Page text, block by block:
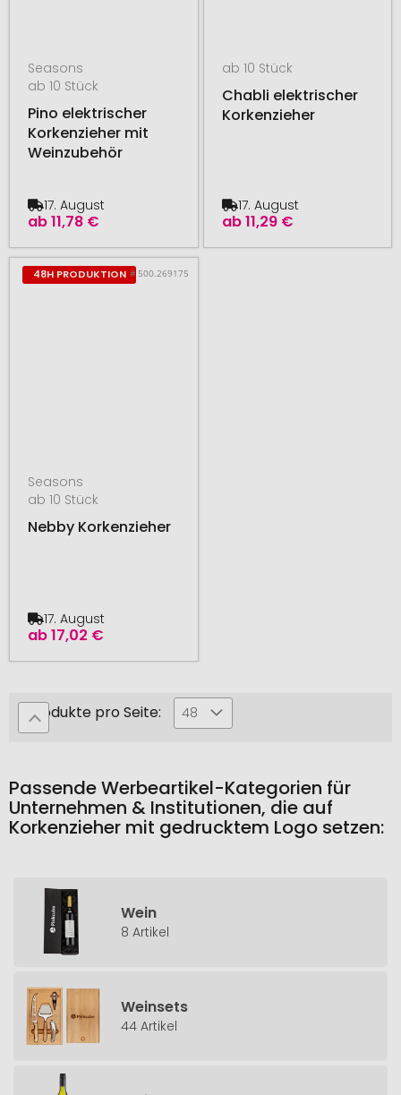
Seasons
ab 10 Stück
Pino elektrischer
Korkenzieher mit
Weinzubehör
ab11,78 €
17. August
ab 10 Stück
Chabli elektrischer
Korkenzieher
ab11,29 €
17. August
48H PRODUKTION # 500.269175
Seasons
ab 10 Stück
Nebby Korkenzieher
ab17,02 €
17. August
Produkte pro Seite: 48
Passende Werbeartikel-Kategorien für
Unternehmen & Institutionen, die auf
Korkenzieher mit gedrucktem Logo setzen:
Wein
8 Artikel
Weinsets
44 Artikel